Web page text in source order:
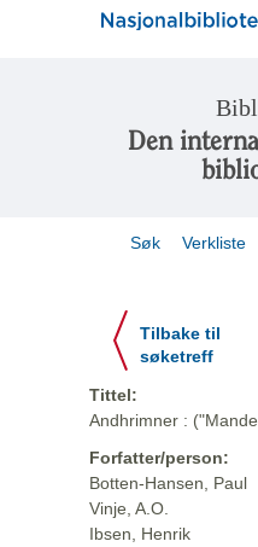
Den
Søk Verkliste
Tilbake til
søketreff
Tittel:
Andhrimner :
Forfatter/person:
Botten-Hansen, Paul
Vinje, A.O.
Ibsen, Henrik